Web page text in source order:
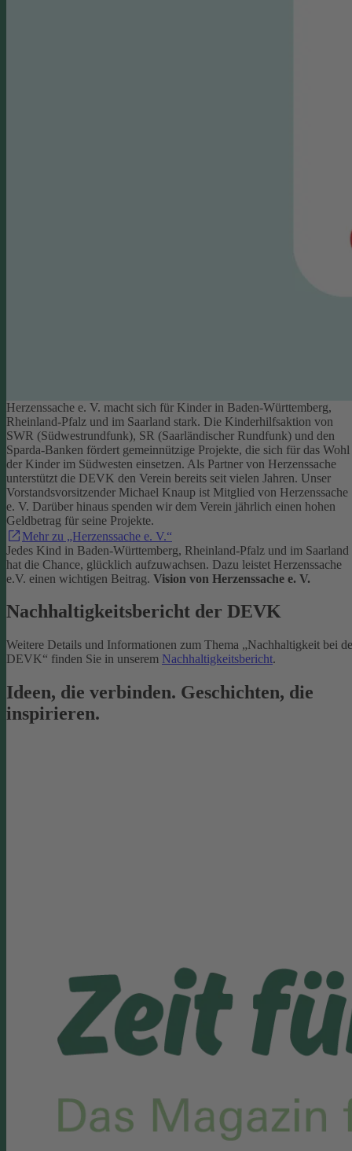
Herzenssache e. V. macht sich für Kinder in Baden-Württemberg,
Rheinland-Pfalz und im Saarland stark. Die Kinderhilfsaktion von
SWR (Südwestrundfunk), SR (Saarländischer Rundfunk) und den
Sparda-Banken fördert gemeinnützige Projekte, die sich für das Wohl
der Kinder im Südwesten einsetzen. Als Partner von Herzenssache
unterstützt die DEVK den Verein bereits seit vielen Jahren. Unser
Vorstandsvorsitzender Michael Knaup ist Mitglied von Herzenssache
e. V. Darüber hinaus spenden wir dem Verein jährlich einen hohen
Geldbetrag für seine Projekte.
Mehr zu „Herzenssache e. V.“
Jedes Kind in Baden-Württemberg, Rheinland-Pfalz und im Saarland
hat die Chance, glücklich aufzuwachsen. Dazu leistet Herzenssache
e.V. einen wichtigen Beitrag. Vision von Herzenssache e. V.
Nachhaltigkeitsbericht der DEVK
Weitere Details und Informationen zum Thema „Nachhaltigkeit bei
DEVK“ finden Sie in unserem Nachhaltigkeitsbericht.
Ideen, die verbinden. Geschichten, die
inspirieren.